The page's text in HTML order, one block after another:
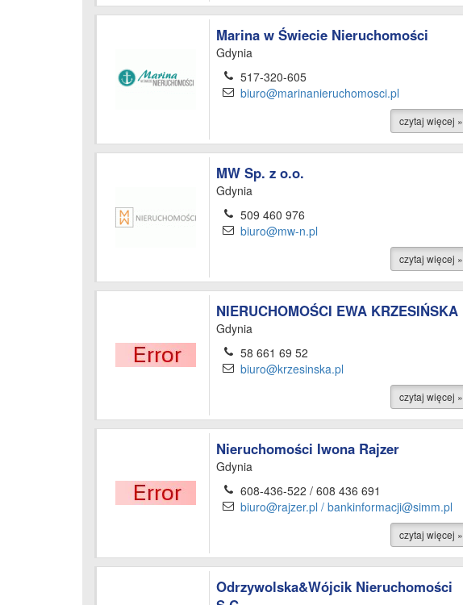
Marina w Świecie Nieruchomości
Gdynia
517-320-605
biuro@marinanieruchomosci.pl
czytaj więcej »
MW Sp. z o.o.
Gdynia
509 460 976
biuro@mw-n.pl
czytaj więcej »
NIERUCHOMOŚCI EWA KRZESIŃSKA
Gdynia
58 661 69 52
biuro@krzesinska.pl
czytaj więcej »
Nieruchomości Iwona Rajzer
Gdynia
608-436-522 / 608 436 691
biuro@rajzer.pl / bankinformacji@simm.pl
czytaj więcej »
Odrzywolska&Wójcik Nieruchomości